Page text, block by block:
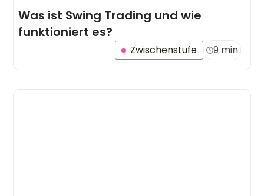
Was ist Swing Trading und wie
funktioniert es?
Zwischenstufe 9 min